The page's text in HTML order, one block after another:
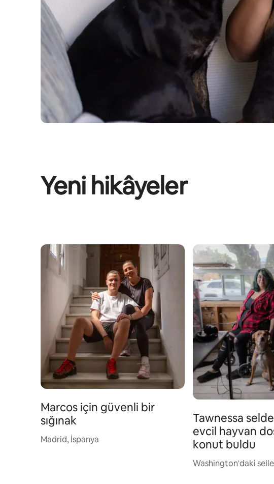
Yeni hikâyeler
Marcos için güvenli bir
sığınak
Madrid, İspanya
Tawnessa
evcil hayvan
konut buldu
Washington'daki